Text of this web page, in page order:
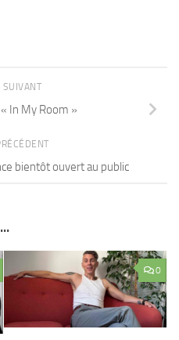
SUIVANT
« In My Room »
bientôt ouvert au public
0